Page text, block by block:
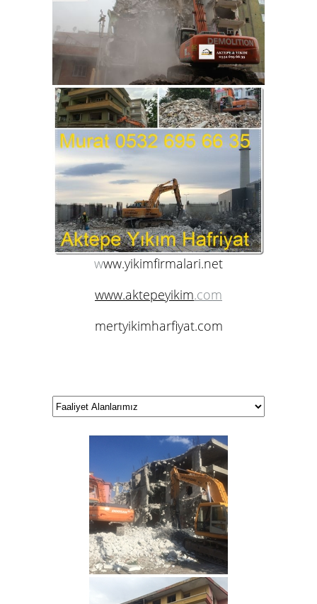
www.yikimfirmalari.net
www.aktepeyikim.com
mertyikimharfiyat.com